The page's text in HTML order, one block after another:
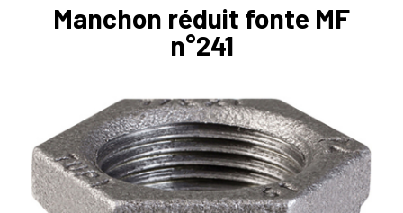
Manchon réduit fonte MF
n°241